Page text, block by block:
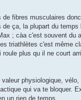
de fibres musculaires
de ça, la plupart du
; càa c'est souvent du
triathlètes c'est même
roule plus qu il ne court
physiologique,
qui va te bloquer.
un rien de temps.